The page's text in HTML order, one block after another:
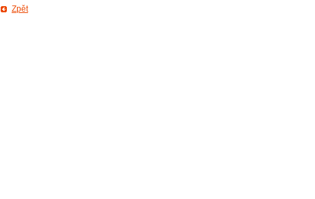
Zpět